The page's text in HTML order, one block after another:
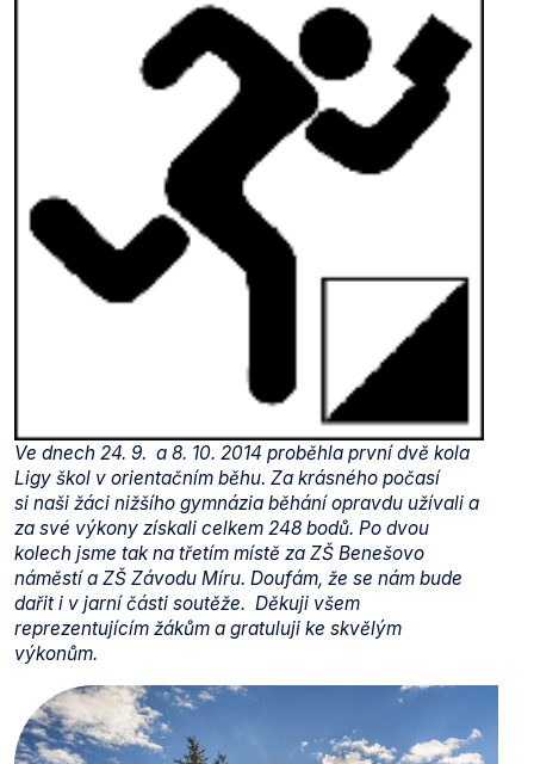
Ve dnech 24. 9. a 8. 10. 2014 proběhla první dvě kola
Ligy škol v orientačním běhu. Za krásného počasí
si naši žáci nižšího gymnázia běhání opravdu užívali a
za své výkony získali celkem 248 bodů. Po dvou
kolech jsme tak na třetím místě za ZŠ Benešovo
náměstí a ZŠ Závodu Míru. Doufám, že se nám bude
dařit i v jarní části soutěže. Děkuji všem
reprezentujícím žákům a gratuluji ke skvělým
výkonům.